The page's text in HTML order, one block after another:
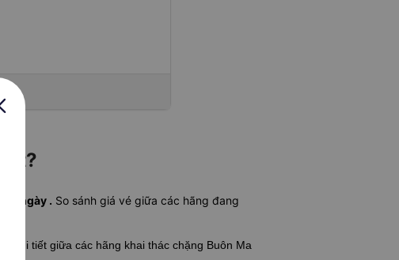
ngày . So sánh giá vé giữa các hãng đang
chi tiết giữa các hãng khai thác chặng Buôn Ma